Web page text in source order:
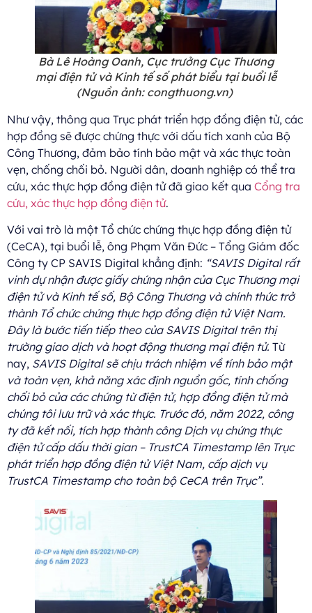
Bà Lê Hoàng Oanh, Cục trưởng Cục Thương
mại điện tử và Kinh tế số phát biểu tại buổi lễ
(Nguồn ảnh: congthuong.vn)
Như vậy, thông qua Trục phát triển hợp đồng điện tử, các
hợp đồng sẽ được chứng thực với dấu tích xanh của Bộ
Công Thương, đảm bảo tính bảo mật và xác thực toàn
vẹn, chống chối bỏ. Người dân, doanh nghiệp có thể tra
cứu, xác thực hợp đồng điện tử đã giao kết qua Cổng tra
cứu, xác thực hợp đồng điện tử.
Với vai trò là một Tổ chức chứng thực hợp đồng điện tử
(CeCA), tại buổi lễ, ông Phạm Văn Đức – Tổng Giám đốc
Công ty CP SAVIS Digital khẳng định: “SAVIS Digital rất
vinh dự nhận được giấy chứng nhận của Cục Thương mại
điện tử và Kinh tế số, Bộ Công Thương và chính thức trở
thành Tổ chức chứng thực hợp đồng điện tử Việt Nam.
Đây là bước tiến tiếp theo của SAVIS Digital trên thị
trường giao dịch và hoạt động thương mại điện tử. Từ
nay, SAVIS Digital sẽ chịu trách nhiệm về tính bảo mật
và toàn vẹn, khả năng xác định nguồn gốc, tính chống
chối bỏ của các chứng từ điện tử, hợp đồng điện tử mà
chúng tôi lưu trữ và xác thực. Trước đó, năm 2022, công
ty đã kết nối, tích hợp thành công Dịch vụ chứng thực
điện tử cấp dấu thời gian – TrustCA Timestamp lên Trục
phát triển hợp đồng điện tử Việt Nam, cấp dịch vụ
TrustCA Timestamp cho toàn bộ CeCA trên Trục”.